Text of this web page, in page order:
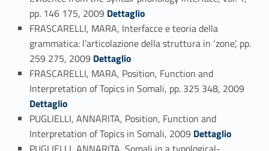
pp. 146 175, 2009 Link identifier #identifier_person_131090-60
Dettaglio
FRASCARELLI, MARA, Interfacce e teoria della
grammatica: l’articolazione della struttura in ‘zone’, pp.
259 275, 2009 Link identifier #identifier_person_137415-61
Dettaglio
FRASCARELLI, MARA, Position, Function and
Interpretation of Topics in Somali, pp. 325 348, 2009
Dettaglio
PUGLIELLI, ANNARITA, Position, Function and
Interpretation of Topics in Somali, 2009 Link identifier #identifier_person_37573-63
Dettaglio